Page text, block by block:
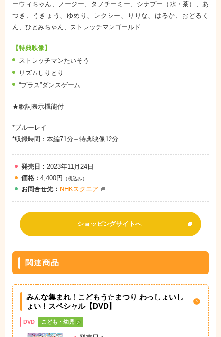
ーウィちゃん、ノージー、タノチーミー、シナプー（水・茶）、あ
つき、うきょう、ゆめり、レクシー、りりな、はるか、おどるく
ん、ひとみちゃん、ストレッチマンゴールド
【特典映像】
ストレッチマンたいそう
リズムしりとり
“プラス”ダンスゲーム
★歌詞表示機能付
*ブルーレイ
*収録時間：本編71分＋特典映像12分
発売日： 2023年11月24日
価格： 4,400円 （税込み）
お問合せ先： NHKスクエア
ショッピングサイトへ
関連商品
みんな集まれ！こどもうたまつり わっしょいし
ょい！スペシャル【DVD】
DVD こども・幼児